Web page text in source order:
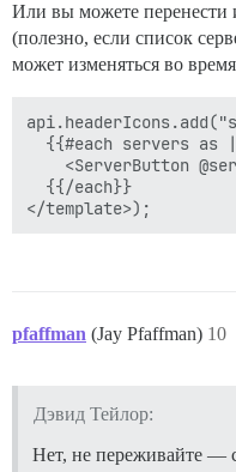
Или вы можете перенести
(полезно, если список
может изменяться во
{{#each servers as
<ServerButton
  {{/each}}
pfaffman (Jay Pfaffman) 10
Дэвид Тейлор:
Нет, не переживайте —